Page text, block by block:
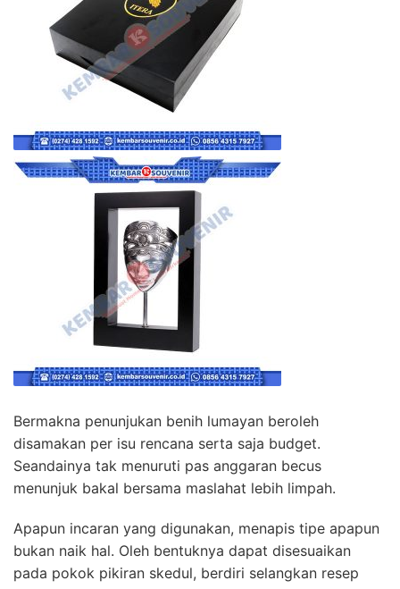
Bermakna penunjukan benih lumayan beroleh
disamakan per isu rencana serta saja budget.
Seandainya tak menuruti pas anggaran becus
menunjuk bakal bersama maslahat lebih limpah.
Apapun incaran yang digunakan, menapis tipe apapun
bukan naik hal. Oleh bentuknya dapat disesuaikan
pada pokok pikiran skedul, berdiri selangkan resep